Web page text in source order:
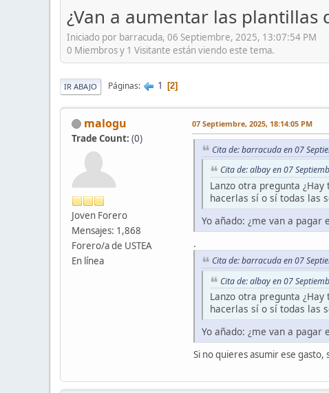
¿Van a aumentar las plantillas
Iniciado por barracuda, 06 Septiembre, 2025, 13:07:54 PM
0 Miembros y 1 Visitante están viendo este tema.
IR ABAJO Páginas 1 2
malogu
Trade Count: (0)
Joven Forero
Mensajes: 1,868
Forero/a de USTEA
En línea
07 Septiembre, 2025, 18:14:05 PM
Cita de: barracuda en 07
Cita de: albay en 07
Lanzo otra pregunta
hacerlas sí o sí todas las
Yo añado: ¿me van a
.
Cita de: barracuda en 07
Cita de: albay en 07
Lanzo otra pregunta
hacerlas sí o sí todas las
Yo añado: ¿me van a
Si no quieres asumir ese